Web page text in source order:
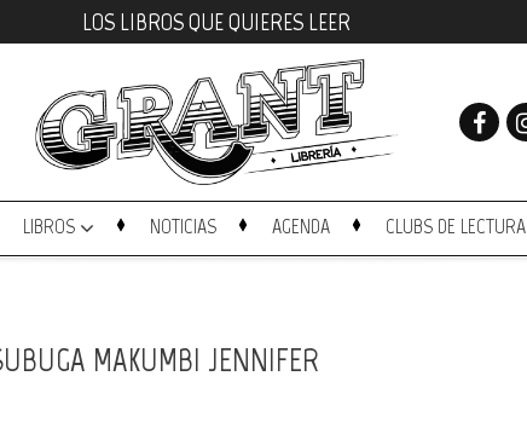
LOS LIBROS QUE QUIERES LEER
LIBROS NOTICIAS AGENDA CLUBS DE LECTURA
MAKUMBI JENNIFER